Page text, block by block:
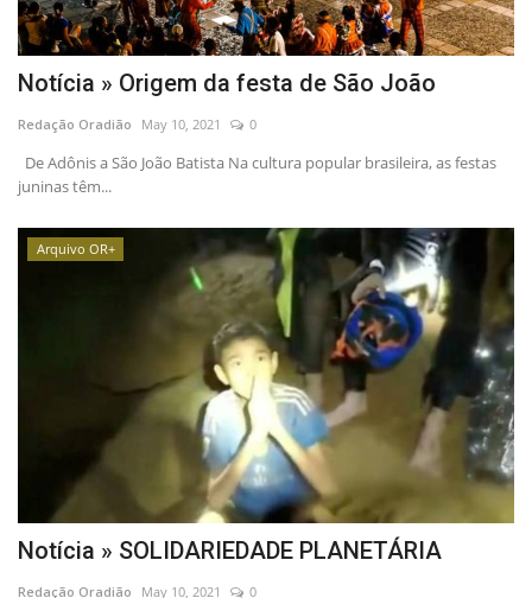
Notícia » Origem da festa de São João
Redação Oradião May 10, 2021 0
De Adônis a São João Batista Na cultura popular brasileira, as festas
juninas têm...
Arquivo OR+
Notícia » SOLIDARIEDADE PLANETÁRIA
Redação Oradião May 10, 2021 0